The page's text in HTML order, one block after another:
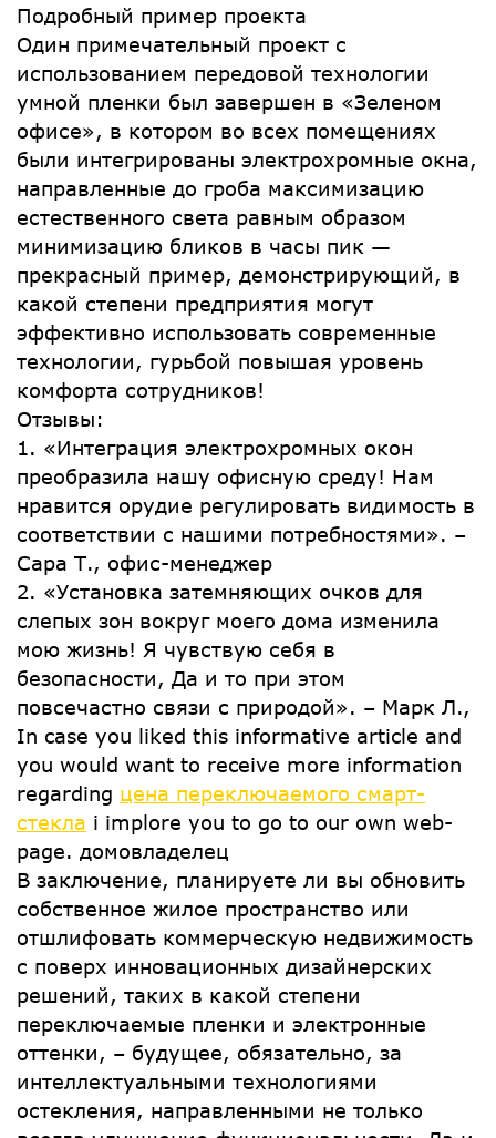
Подробный пример проекта
Один примечательный проект с
использованием передовой технологии
умной пленки был завершен в «Зеленом
офисе», в котором во всех помещениях
были интегрированы электрохромные окна,
направленные до гроба максимизацию
естественного света равным образом
минимизацию бликов в часы пик —
прекрасный пример, демонстрирующий, в
какой степени предприятия могут
эффективно использовать современные
технологии, гурьбой повышая уровень
комфорта сотрудников!
Отзывы:
1. «Интеграция электрохромных окон
преобразила нашу офисную среду! Нам
нравится орудие регулировать видимость в
соответствии с нашими потребностями». –
Сара Т., офис-менеджер
2. «Установка затемняющих очков для
слепых зон вокруг моего дома изменила
мою жизнь! Я чувствую себя в
безопасности, Да и то при этом
повсечастно связи с природой». – Марк Л.,
In case you liked this informative article and
you would want to receive more information
regarding цена переключаемого смарт-
стекла i implore you to go to our own web-
page. домовладелец
В заключение, планируете ли вы обновить
собственное жилое пространство или
отшлифовать коммерческую недвижимость
с поверх инновационных дизайнерских
решений, таких в какой степени
переключаемые пленки и электронные
оттенки, – будущее, обязательно, за
интеллектуальными технологиями
остекления, направленными не только